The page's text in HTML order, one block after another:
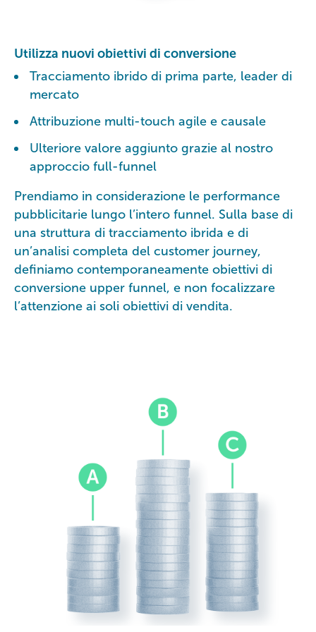
Utilizza nuovi obiettivi di conversione
Tracciamento ibrido di prima parte, leader di
mercato
Attribuzione multi-touch agile e causale
Ulteriore valore aggiunto grazie al nostro
approccio full-funnel
Prendiamo in considerazione le performance
pubblicitarie lungo l’intero funnel. Sulla base di
una struttura di tracciamento ibrida e di
un’analisi completa del customer journey,
definiamo contemporaneamente obiettivi di
conversione upper funnel, e non focalizzare
l’attenzione ai soli obiettivi di vendita.